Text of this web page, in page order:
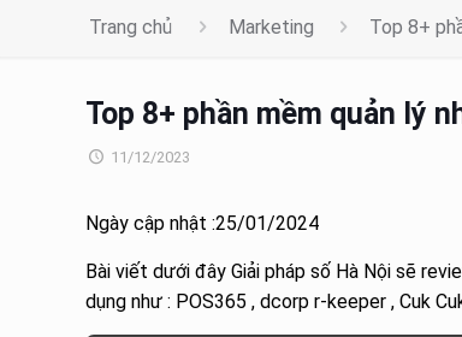
Trang chủ Marketing Top 8+
Top 8+ phần mềm quản lý
11/12/2023
Ngày cập nhật :25/01/2024
Bài viết dưới đây Giải pháp số Hà Nội sẽ
dụng như : POS365 , dcorp r-keeper , Cuk